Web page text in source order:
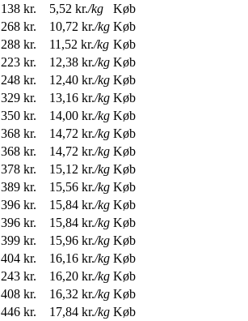
138 kr. 5,52 kr./kg
Køb
268 kr. 10,72 kr./kg Køb
288 kr. 11,52 kr./kg Køb
223 kr. 12,38 kr./kg Køb
248 kr. 12,40 kr./kg Køb
329 kr. 13,16 kr./kg Køb
350 kr. 14,00 kr./kg Køb
368 kr. 14,72 kr./kg Køb
368 kr. 14,72 kr./kg Køb
378 kr. 15,12 kr./kg Køb
389 kr. 15,56 kr./kg Køb
396 kr. 15,84 kr./kg Køb
396 kr. 15,84 kr./kg Køb
399 kr. 15,96 kr./kg Køb
404 kr. 16,16 kr./kg Køb
243 kr. 16,20 kr./kg Køb
408 kr. 16,32 kr./kg Køb
446 kr. 17,84 kr./kg Køb